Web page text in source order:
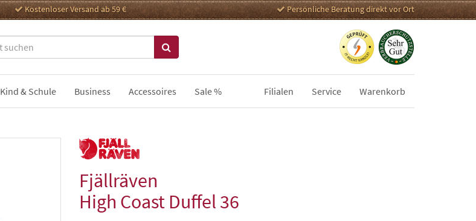
Kostenloser Versand ab 59 € Persönliche Beratung direkt vor Ort
Kind & Schule Business Accessoires Sale % Filialen Service Warenkorb
Fjällräven
High Coast Duffel 36